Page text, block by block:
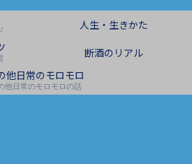
人生・生きかた
断酒のリアル
他日常のモロモロ
他日常のモロモロの話